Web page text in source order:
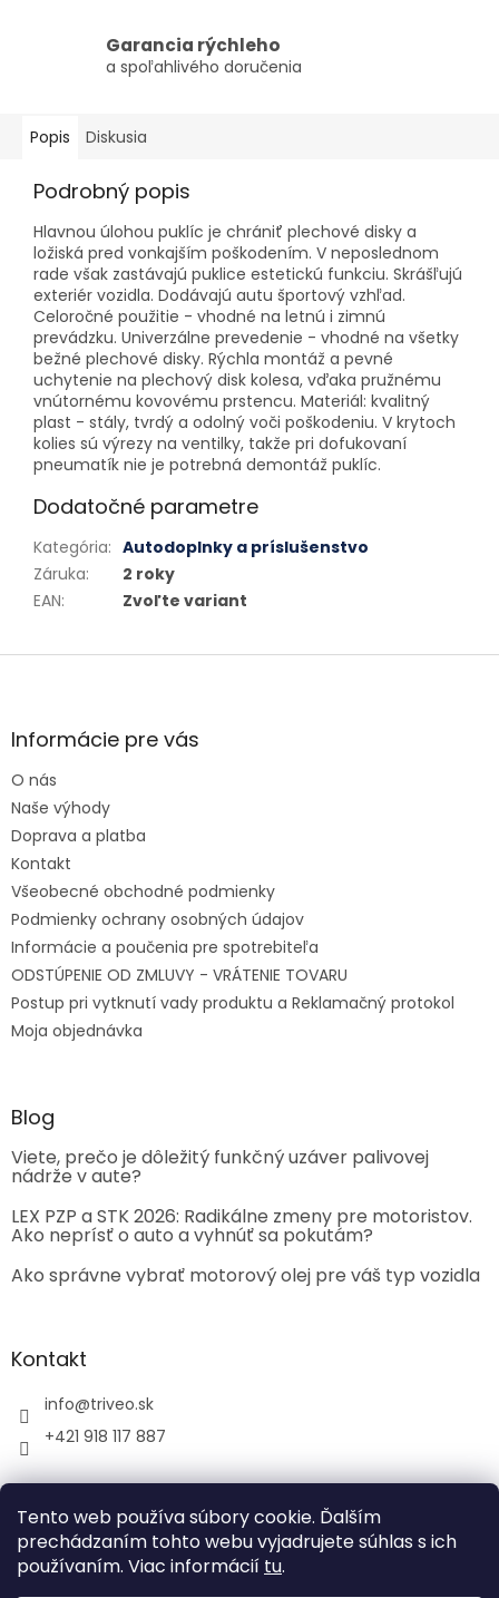
Tento web používa súbory cookie. Ďalším
prechádzaním tohto webu vyjadrujete súhlas s ich
používaním. Viac informácií tu.
Garancia rýchleho
a spoľahlivého doručenia
Popis Diskusia
Podrobný popis
Hlavnou úlohou puklíc je chrániť plechové disky a
ložiská pred vonkajším poškodením. V neposlednom
rade však zastávajú puklice estetickú funkciu. Skrášľujú
exteriér vozidla. Dodávajú autu športový vzhľad.
Celoročné použitie - vhodné na letnú i zimnú
prevádzku. Univerzálne prevedenie - vhodné na všetky
bežné plechové disky. Rýchla montáž a pevné
uchytenie na plechový disk kolesa, vďaka pružnému
vnútornému kovovému prstencu. Materiál: kvalitný
plast - stály, tvrdý a odolný voči poškodeniu. V krytoch
kolies sú výrezy na ventilky, takže pri dofukovaní
pneumatík nie je potrebná demontáž puklíc.
Dodatočné parametre
Kategória: Autodoplnky a príslušenstvo
Záruka:
2 roky
EAN: Zvoľte variant
Zápätie
Informácie pre vás
O nás
Naše výhody
Doprava a platba
Kontakt
Všeobecné obchodné podmienky
Podmienky ochrany osobných údajov
Informácie a poučenia pre spotrebiteľa
ODSTÚPENIE OD ZMLUVY - VRÁTENIE TOVARU
Postup pri vytknutí vady produktu a Reklamačný protokol
Moja objednávka
Blog
Viete, prečo je dôležitý funkčný uzáver palivovej
nádrže v aute?
LEX PZP a STK 2026: Radikálne zmeny pre motoristov.
Ako neprísť o auto a vyhnúť sa pokutám?
Ako správne vybrať motorový olej pre váš typ vozidla
Kontakt
info@triveo.sk
+421 918 117 887
Vytvoril Shoptet